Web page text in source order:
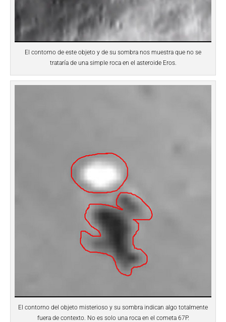
El contorno de este objeto y de su sombra nos muestra que no se
trataría de una simple roca en el asteroide Eros.
El contorno del objeto misterioso y su sombra indican algo totalmente
fuera de contexto. No es solo una roca en el cometa 67P.